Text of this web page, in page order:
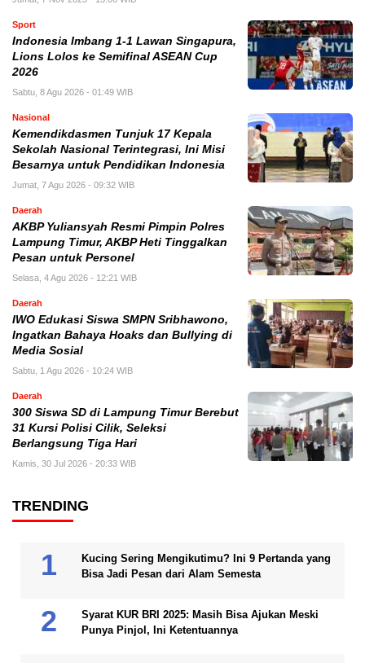
Sport
Indonesia Imbang 1-1 Lawan Singapura,
Lions Lolos ke Semifinal ASEAN Cup
2026
Sabtu, 8 Agu 2026 - 01:49 WIB
Nasional
Kemendikdasmen Tunjuk 17 Kepala
Sekolah Nasional Terintegrasi, Ini Misi
Besarnya untuk Pendidikan Indonesia
Jumat, 7 Agu 2026 - 09:32 WIB
Daerah
AKBP Yuliansyah Resmi Pimpin Polres
Lampung Timur, AKBP Heti Tinggalkan
Pesan untuk Personel
Selasa, 4 Agu 2026 - 12:21 WIB
Daerah
IWO Edukasi Siswa SMPN Sribhawono,
Ingatkan Bahaya Hoaks dan Bullying di
Media Sosial
Sabtu, 1 Agu 2026 - 10:24 WIB
Daerah
300 Siswa SD di Lampung Timur Berebut
31 Kursi Polisi Cilik, Seleksi
Berlangsung Tiga Hari
Kamis, 30 Jul 2026 - 20:33 WIB
TRENDING
Kucing Sering Mengikutimu? Ini 9 Pertanda yang
Bisa Jadi Pesan dari Alam Semesta
Syarat KUR BRI 2025: Masih Bisa Ajukan Meski
Punya Pinjol, Ini Ketentuannya